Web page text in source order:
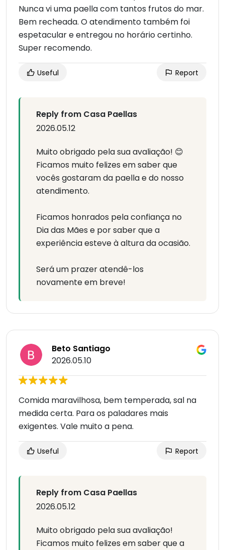
Nunca vi uma paella com tantos frutos do mar.
Bem recheada. O atendimento também foi
espetacular e entregou no horário certinho.
Super recomendo.
Useful Report
Reply from Casa Paellas
2026.05.12
Muito obrigado pela sua avaliação! 😊
Ficamos muito felizes em saber que
vocês gostaram da paella e do nosso
atendimento.
Ficamos honrados pela confiança no
Dia das Mães e por saber que a
experiência esteve à altura da ocasião.
Será um prazer atendê-los
novamente em breve!
Beto Santiago
2026.05.10
Comida maravilhosa, bem temperada, sal na
medida certa. Para os paladares mais
exigentes. Vale muito a pena.
Useful Report
Reply from Casa Paellas
2026.05.12
Muito obrigado pela sua avaliação!
Ficamos muito felizes em saber que a